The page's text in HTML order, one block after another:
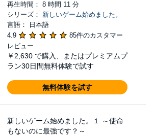
再生時間： 8 時間 11 分
シリーズ： 新しいゲーム始めました。
言語： 日本語
4.9
85件のカスタマー
レビュー
￥2,630 で購入、またはプレミアムプ
ラン30日間無料体験で試す
無料体験を試す
新しいゲーム始めました。１ ～使命
もないのに最強です？～